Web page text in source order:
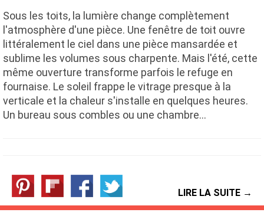
Sous les toits, la lumière change complètement
l'atmosphère d'une pièce. Une fenêtre de toit ouvre
littéralement le ciel dans une pièce mansardée et
sublime les volumes sous charpente. Mais l'été, cette
même ouverture transforme parfois le refuge en
fournaise. Le soleil frappe le vitrage presque à la
verticale et la chaleur s'installe en quelques heures.
Un bureau sous combles ou une chambre…
LIRE LA SUITE →